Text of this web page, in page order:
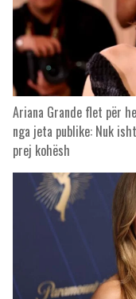
Ariana Grande flet për
nga jeta publike: Nuk
prej kohësh